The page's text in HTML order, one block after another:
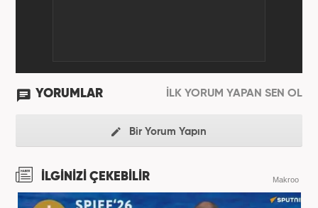
YORUMLAR İLK YORUM YAPAN SEN OL
Bir Yorum Yapın
İLGİNİZİ ÇEKEBİLİR Makroo